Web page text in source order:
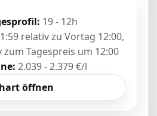
19 - 12h
relativ zu Vortag 12:00,
zum Tagespreis um 12:00
2.039 - 2.379 €/l
öffnen